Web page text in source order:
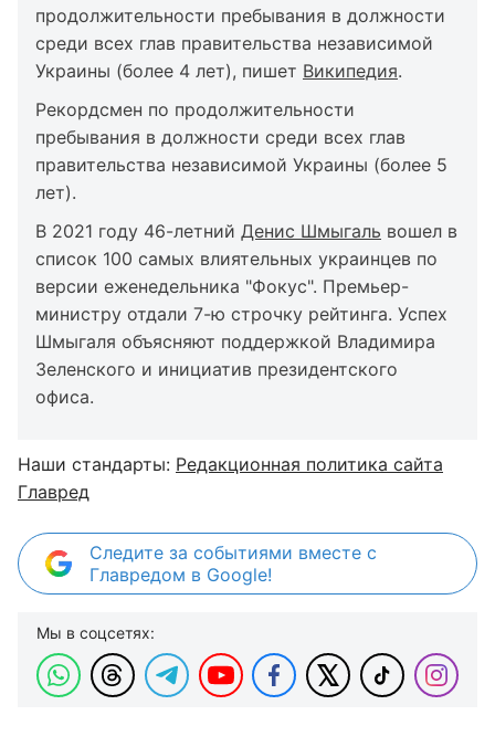
продолжительности пребывания в должности
среди всех глав правительства независимой
Украины (более 4 лет), пишет Википедия.
Рекордсмен по продолжительности
пребывания в должности среди всех глав
правительства независимой Украины (более 5
лет).
В 2021 году 46-летний Денис Шмыгаль вошел в
список 100 самых влиятельных украинцев по
версии еженедельника "Фокус". Премьер-
министру отдали 7-ю строчку рейтинга. Успех
Шмыгаля объясняют поддержкой Владимира
Зеленского и инициатив президентского
офиса.
Наши стандарты: Редакционная политика сайта
Главред
Следите за событиями вместе с
Главредом в Google!
Мы в соцсетях: